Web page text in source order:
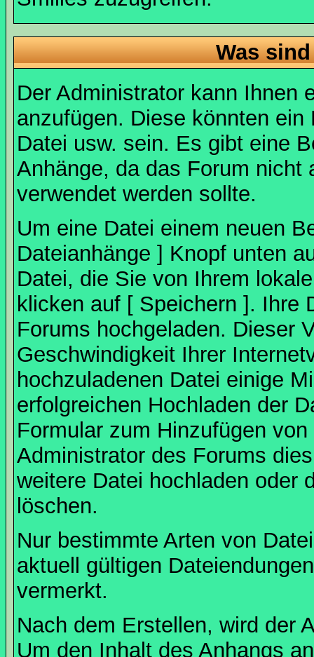
Was
Der Administrator kann Ihnen
anzufügen. Diese könnten
Datei usw. sein. Es gibt eine
Anhänge, da das Forum nicht
verwendet werden sollte.
Um eine Datei einem neuen
Dateianhänge ] Knopf unten
Datei, die Sie von Ihrem
klicken auf [ Speichern ]. Ihre
Forums hochgeladen. Dieser
Geschwindigkeit Ihrer
hochzuladenen Datei einige
erfolgreichen Hochladen der
Formular zum Hinzufügen
Administrator des Forums
weitere Datei hochladen oder
löschen.
Nur bestimmte Arten von
aktuell gültigen
vermerkt.
Nach dem Erstellen, wird der
Um den Inhalt des Anhangs